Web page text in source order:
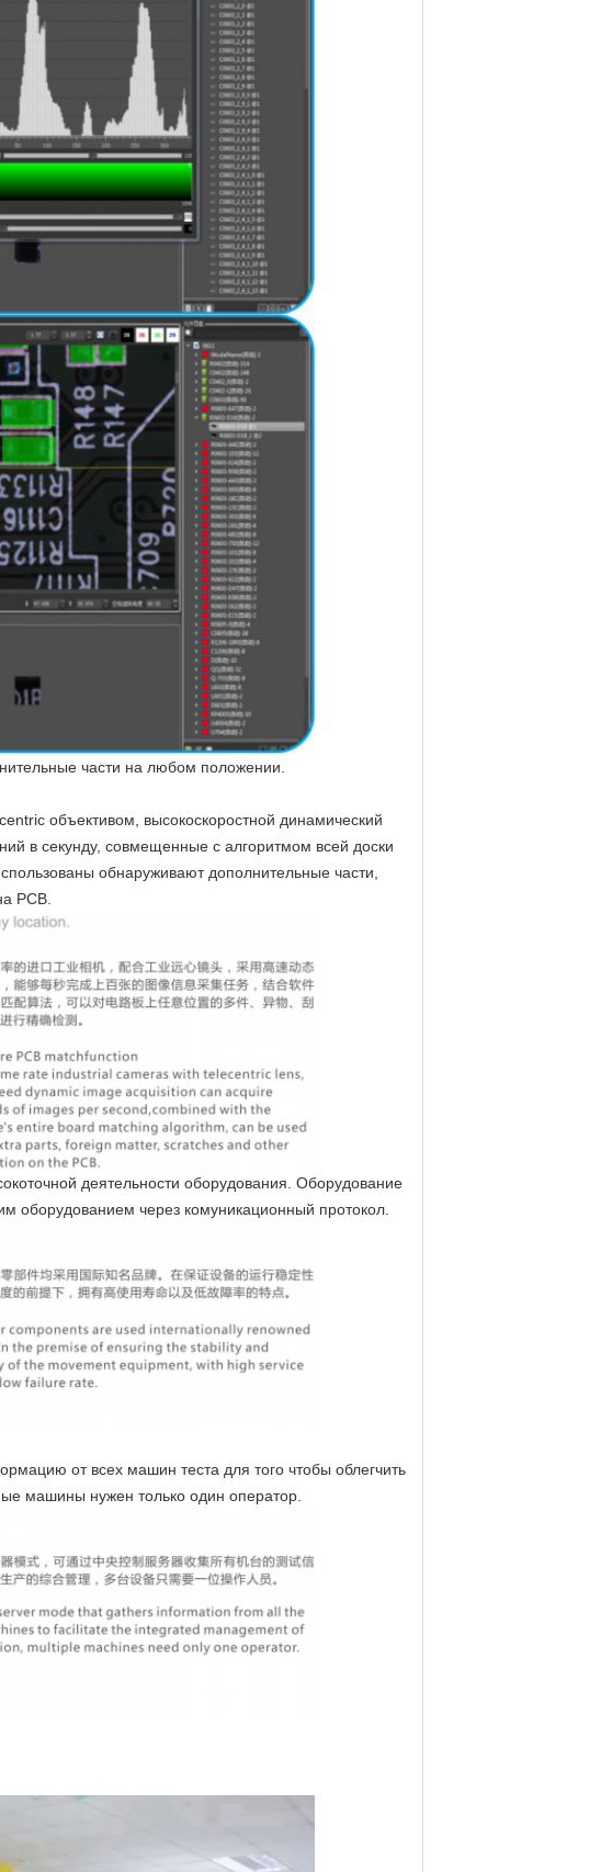
части на любом положении.
объективом, высокоскоростной динамический
в секунду, совмещенные с алгоритмом всей доски
обнаруживают дополнительные части,
PCB.
деятельности оборудования. Оборудование
оборудованием через комуникационный протокол.
от всех машин теста для того чтобы облегчить
машины нужен только один оператор.